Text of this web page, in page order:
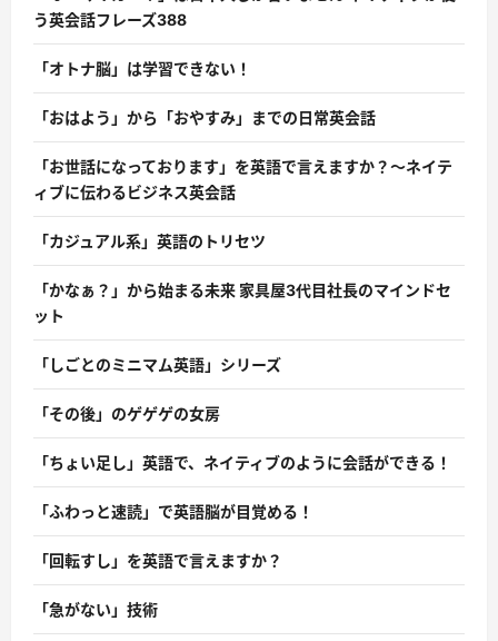
う英会話フレーズ388
「オトナ脳」は学習できない！
「おはよう」から「おやすみ」までの日常英会話
「お世話になっております」を英語で言えますか？〜ネイテ
ィブに伝わるビジネス英会話
「カジュアル系」英語のトリセツ
「かなぁ？」から始まる未来 家具屋3代目社長のマインドセ
ット
「しごとのミニマム英語」シリーズ
「その後」のゲゲゲの女房
「ちょい足し」英語で、ネイティブのように会話ができる！
「ふわっと速読」で英語脳が目覚める！
「回転すし」を英語で言えますか？
「急がない」技術